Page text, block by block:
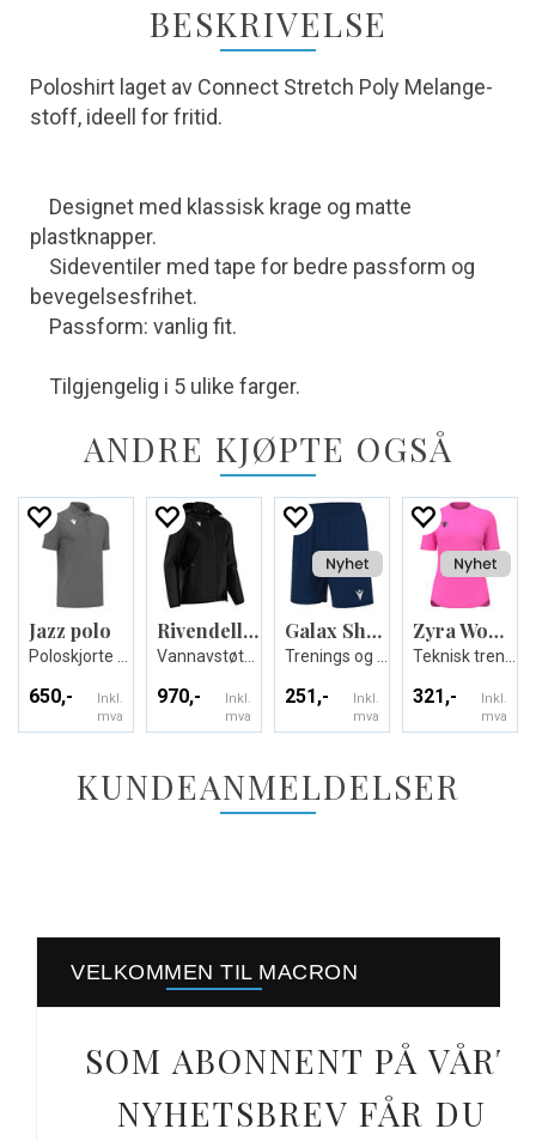
BESKRIVELSE
Poloshirt laget av Connect Stretch Poly Melange-
stoff, ideell for fritid.
Designet med klassisk krage og matte
plastknapper.
Sideventiler med tape for bedre passform og
bevegelsesfrihet.
Passform: vanlig fit.
Tilgjengelig i 5 ulike farger.
ANDRE KJØPTE OGSÅ
Jazz polo
650,-
Inkl.
mva
Rivendell full zip showerjacket
Vannavstøtende Jakke - Unisex
970,-
Inkl.
mva
Galax Shorts
251,-
Inkl.
mva
Zyra Womans shirt
321,-
Inkl.
mva
KUNDEANMELDELSER
VELKOMMEN TIL MACRON
SOM ABONNENT PÅ VÅRT
NYHETSBREV FÅR DU